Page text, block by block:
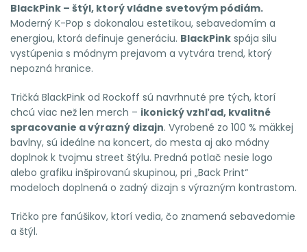
BlackPink – štýl, ktorý vládne svetovým pódiám.
Moderný K-Pop s dokonalou estetikou, sebavedomím a
energiou, ktorá definuje generáciu. BlackPink spája silu
vystúpenia s módnym prejavom a vytvára trend, ktorý
nepozná hranice.
Tričká BlackPink od Rockoff sú navrhnuté pre tých, ktorí
chcú viac než len merch – ikonický vzhľad, kvalitné
spracovanie a výrazný dizajn. Vyrobené zo 100 % mäkkej
bavlny, sú ideálne na koncert, do mesta aj ako módny
doplnok k tvojmu street štýlu. Predná potlač nesie logo
alebo grafiku inšpirovanú skupinou, pri „Back Print“
modeloch doplnená o zadný dizajn s výrazným kontrastom.
Tričko pre fanúšikov, ktorí vedia, čo znamená sebavedomie
a štýl.